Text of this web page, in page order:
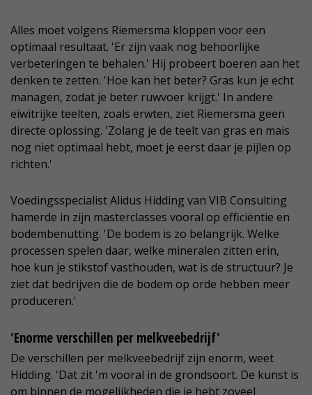
Alles moet volgens Riemersma kloppen voor een
optimaal resultaat. 'Er zijn vaak nog behoorlijke
verbeteringen te behalen.' Hij probeert boeren aan het
denken te zetten. 'Hoe kan het beter? Gras kun je echt
managen, zodat je beter ruwvoer krijgt.' In andere
eiwitrijke teelten, zoals erwten, ziet Riemersma geen
directe oplossing. 'Zolang je de teelt van gras en mais
nog niet optimaal hebt, moet je eerst daar je pijlen op
richten.'
Voedingsspecialist Alidus Hidding van VIB Consulting
hamerde in zijn masterclasses vooral op efficiëntie en
bodembenutting. 'De bodem is zo belangrijk. Welke
processen spelen daar, welke mineralen zitten erin,
hoe kun je stikstof vasthouden, wat is de structuur? Je
ziet dat bedrijven die de bodem op orde hebben meer
produceren.'
'Enorme verschillen per melkveebedrijf'
De verschillen per melkveebedrijf zijn enorm, weet
Hidding. 'Dat zit 'm vooral in de grondsoort. De kunst is
om binnen de mogelijkheden die je hebt zoveel